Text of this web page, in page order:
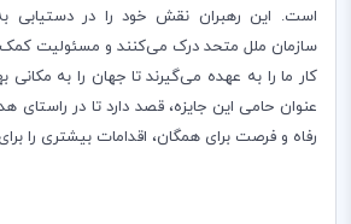
است. این رهبران نقش خود را در دستیابی
سازمان ملل متحد درک می‌کنند و مسئولیت کمک
کار ما را به عهده می‌گیرند تا جهان را به مکانی
عنوان حامی این جایزه، قصد دارد تا در راستای
رفاه و فرصت برای همگان، اقدامات بیشتری را